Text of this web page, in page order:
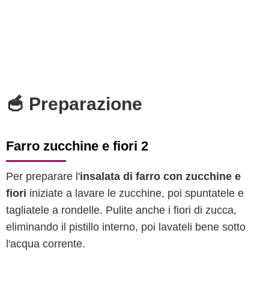
🥣 Preparazione
Farro zucchine e fiori 2
Per preparare l'insalata di farro con zucchine e
fiori iniziate a lavare le zucchine, poi spuntatele e
tagliatele a rondelle. Pulite anche i fiori di zucca,
eliminando il pistillo interno, poi lavateli bene sotto
l'acqua corrente.